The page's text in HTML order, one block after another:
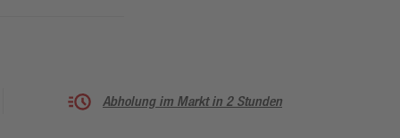
Abholung im Markt in 2 Stunden